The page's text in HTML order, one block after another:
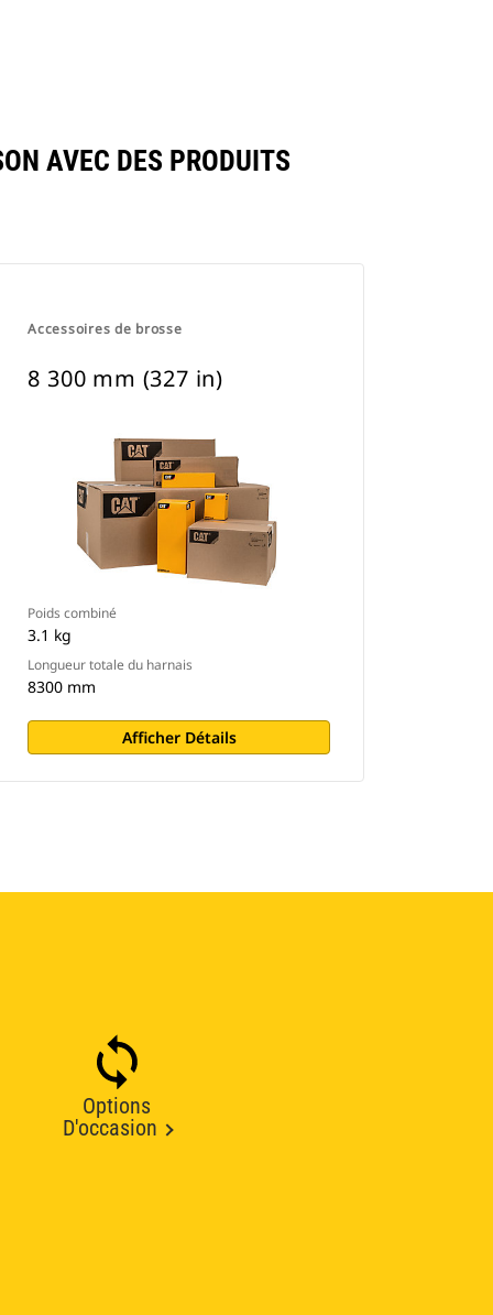
AVEC DES PRODUITS
Accessoires de brosse
8 300 mm (327 in)
Poids combiné
3.1 kg
Longueur totale du harnais
8300 mm
Afficher Détails
Options
D'occasion